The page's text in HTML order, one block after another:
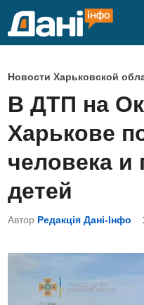
О
п
у
б
л
к
о
а
Новости Харьковской
В ДТП на
Харькове
человека и
детей
Автор Редакція Дані-Інфо